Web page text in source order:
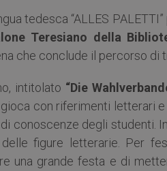
tedesca “ALLES
Teresiano della
che conclude il percorso di
intitolato “Die
con riferimenti letterari
conoscenze degli studenti.
figure letterarie. Per
una grande festa e di